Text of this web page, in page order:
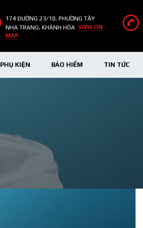
174 ĐƯỜNG 23/10, PHƯỜNG TÂY
NHA TRANG, KHÁNH HÒA VIEW ON
MAP
PHỤ KIỆN BẢO HIỂM TIN TỨC